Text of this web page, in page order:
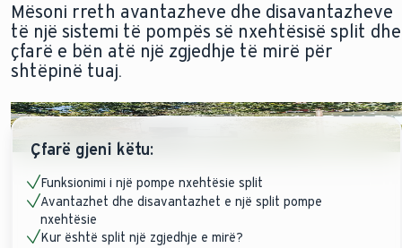
Mësoni rreth avantazheve dhe disavantazheve
të një sistemi të pompës së nxehtësisë split dhe
çfarë e bën atë një zgjedhje të mirë për
shtëpinë tuaj.
Çfarë gjeni këtu:
Funksionimi i një pompe nxehtësie split
Avantazhet dhe disavantazhet e një split pompe
nxehtësie
Kur është split një zgjedhje e mirë?